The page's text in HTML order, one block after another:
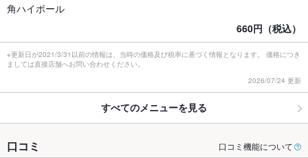
角ハイボール
660円（税込）
※更新日が2021/3/31以前の情報は、当時の価格及び税率に基づく情報となります。 価格につき
ましては直接店舗へお問い合わせください。
2026/07/24 更新
すべてのメニューを見る
口コミ 口コミ機能について